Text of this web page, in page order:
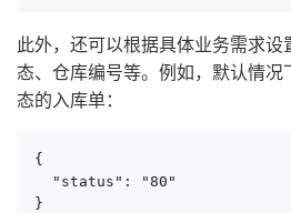
此外，还可以根据具体业务需求
态、仓库编号等。例如，默认情
态的入库单：
{
  "status": "80"
}